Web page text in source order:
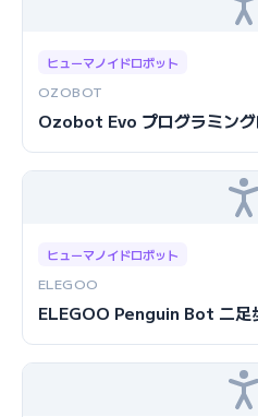
ヒューマノイドロボット
OZOBOT
Ozobot Evo プログラミング
ヒューマノイドロボット
ELEGOO
ELEGOO Penguin Bot 二足